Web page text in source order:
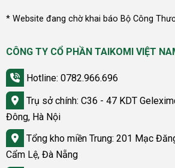
* Website đang chờ khai báo Bộ Công
CÔNG TY CỔ PHẦN TAIKOMI VIỆT
Hotline: 0782.966.696
Trụ sở chính: C36 - 47 KDT
Đông, Hà Nội
Tổng kho miền Trung: 201 Mạc
Cẩm Lệ, Đà Nẵng